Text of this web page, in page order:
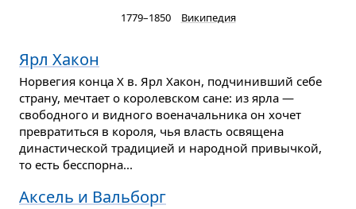
1779–1850 Википедия
Ярл Хакон
Норвегия конца X в. Ярл Хакон, подчинивший себе
страну, мечтает о королевском сане: из ярла —
свободного и видного военачальника он хочет
превратиться в короля, чья власть освящена
династической традицией и народной привычкой,
то есть бесспорна...
Аксель и Вальборг